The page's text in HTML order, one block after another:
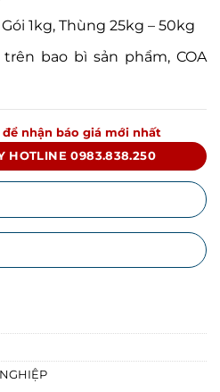
Gói 1kg, Thùng 25kg – 50kg
bao bì sản phẩm, COA
nhận báo giá mới nhất
HOTLINE 0983.838.250